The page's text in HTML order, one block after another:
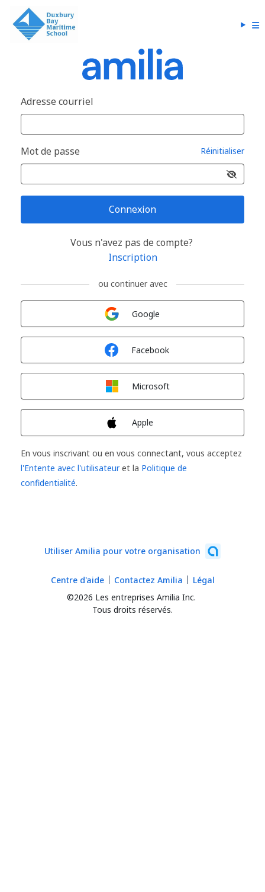
Adresse courriel
Mot de passe Réinitialiser
Connexion
Vous n'avez pas de compte?
Inscription
ou continuer avec
Google
Facebook
Microsoft
Apple
En vous inscrivant ou en vous connectant, vous acceptez
l'Entente avec l'utilisateuret la Politique de
confidentialité.
Utiliser Amilia pour votre organisation
©2026 Les entreprises Amilia Inc.
Tous droits réservés.
Centre d'aide Contactez Amilia Légal